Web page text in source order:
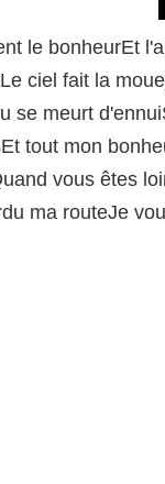
le bonheurEt
ciel fait la
se meurt
tout mon
vous êtes
ma routeJe